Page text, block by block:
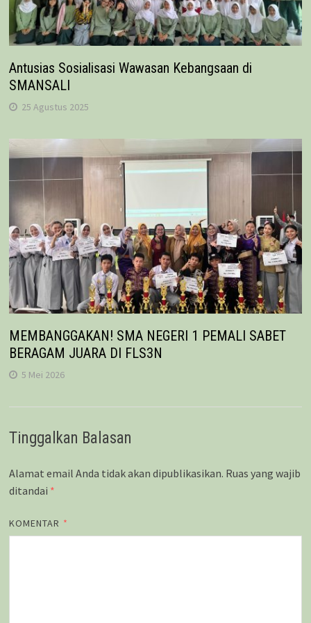
Antusias Sosialisasi Wawasan Kebangsaan di
SMANSALI
25 Agustus 2025
MEMBANGGAKAN! SMA NEGERI 1 PEMALI SABET
BERAGAM JUARA DI FLS3N
5 Mei 2026
Tinggalkan Balasan
Alamat email Anda tidak akan dipublikasikan. Ruas yang wajib
ditandai *
KOMENTAR *